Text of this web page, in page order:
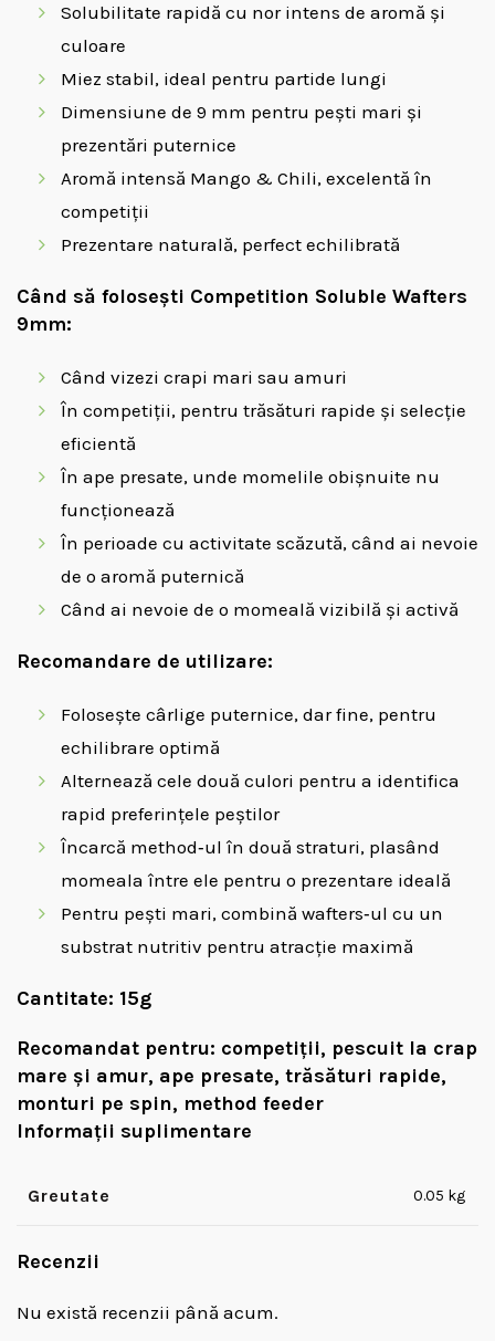
Solubilitate rapidă cu nor intens de aromă și
culoare
Miez stabil, ideal pentru partide lungi
Dimensiune de 9 mm pentru pești mari și
prezentări puternice
Aromă intensă Mango & Chili, excelentă în
competiții
Prezentare naturală, perfect echilibrată
Când să folosești Competition Soluble Wafters
9mm:
Când vizezi crapi mari sau amuri
În competiții, pentru trăsături rapide și selecție
eficientă
În ape presate, unde momelile obișnuite nu
funcționează
În perioade cu activitate scăzută, când ai nevoie
de o aromă puternică
Când ai nevoie de o momeală vizibilă și activă
Recomandare de utilizare:
Folosește cârlige puternice, dar fine, pentru
echilibrare optimă
Alternează cele două culori pentru a identifica
rapid preferințele peștilor
Încarcă method‑ul în două straturi, plasând
momeala între ele pentru o prezentare ideală
Pentru pești mari, combină wafters‑ul cu un
substrat nutritiv pentru atracție maximă
Cantitate: 15g
Recomandat pentru: competiții, pescuit la crap
mare și amur, ape presate, trăsături rapide,
monturi pe spin, method feeder
Informații suplimentare
Greutate 0.05 kg
Recenzii
Nu există recenzii până acum.